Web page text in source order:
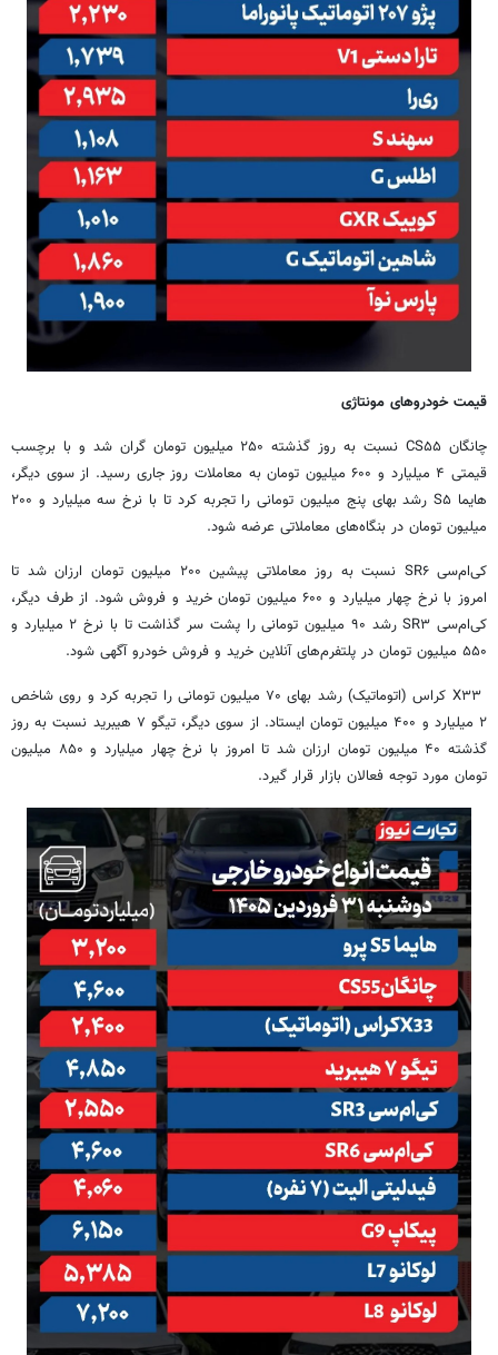
قیمت خودروهای مونتاژی
چانگان CS۵۵ نسبت به روز گذشته ۲۵۰ میلیون تومان گران شد و با برچسب
قیمتی ۴ میلیارد و ۶۰۰ میلیون تومان به معاملات روز جاری رسید. از سوی دیگر،
هایما S۵ رشد بهای پنج میلیون تومانی را تجربه کرد تا با نرخ سه میلیارد و ۲۰۰
میلیون تومان در بنگاه‌های معاملاتی عرضه شود.
کی‌ام‌سی SR۶ نسبت به روز معاملاتی پیشین ۲۰۰ میلیون تومان ارزان شد تا
امروز با نرخ چهار میلیارد و ۶۰۰ میلیون تومان خرید و فروش شود. از طرف دیگر،
کی‌ام‌سی SR۳ رشد ۹۰ میلیون تومانی را پشت سر گذاشت تا با نرخ ۲ میلیارد و
۵۵۰ میلیون تومان در پلتفرم‌های آنلاین خرید و فروش خودرو آگهی شود.
X۳۳ کراس (اتوماتیک) رشد بهای ۷۰ میلیون تومانی را تجربه کرد و روی شاخص
۲ میلیارد و ۴۰۰ میلیون تومان ایستاد. از سوی دیگر، تیگو ۷ هیبرید نسبت به روز
گذشته ۴۰ میلیون تومان ارزان شد تا امروز با نرخ چهار میلیارد و ۸۵۰ میلیون
تومان مورد توجه فعالان بازار قرار گیرد.